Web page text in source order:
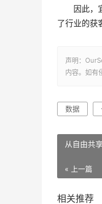
因此，宜
了行业的获
声明：
内容。如有
数据
从自由共
« 上一篇
相关推荐